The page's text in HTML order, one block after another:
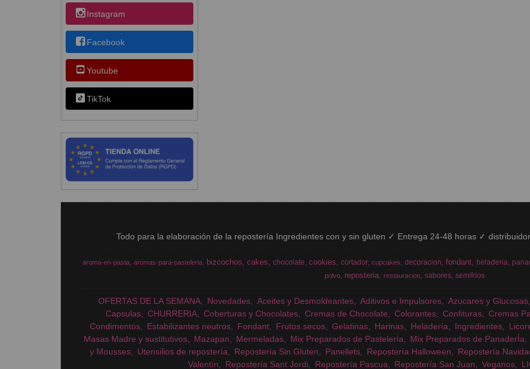
Instagram
Facebook
Youtube
TikTok
Todo para la elaboración de la repostería Ingredientes con y sin gluten ✓ Entrega 24-48 horas ✓
aroma-en-pasta aromas-para-pasteleria bizcochos cakes chocolate cookies cortador cupcakes decoracion fondant heladeria
polvo
reposteria restauracion sabores semifrios
OFERTAS DE LA SEMANA Novedades Aceites y Desmoldeantes Aditivos e Impulsores Azucares y Glucosas
Capsulas
CHURRERIA Coberturas y Chocolates Cremas de Chocolate Colorantes Confituras Cremas
Condimentos
Estabilizantes neutros Fondant Frutos secos Gelatinas Harinas Heladería Ingredientes
Masas Madre y sustitutivos
Mazapan Mermeladas Mix Preparados de Pastelería Mix Preparados de PanaderÍa
y Mousses
Utensilios de repostería Repostería Sin Gluten Panellets Repostería Halloween Repostería
Valentín
Repostería Sant Jordi Repostería Pascua Repostería San Juan Veganos